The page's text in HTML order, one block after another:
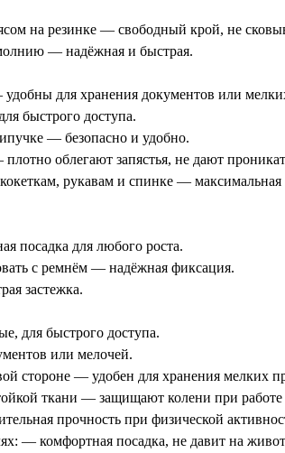
на резинке — свободный крой, не
— надёжная и быстрая.
для хранения документов или
быстрого доступа.
— безопасно и удобно.
облегают запястья, не дают
рукавам и спинке — максимальная
посадка для любого роста.
с ремнём — надёжная фиксация.
застежка.
для быстрого доступа.
или мелочей.
стороне — удобен для хранения мелких
ткани — защищают колени при работе
прочность при физической
— комфортная посадка, не давит на